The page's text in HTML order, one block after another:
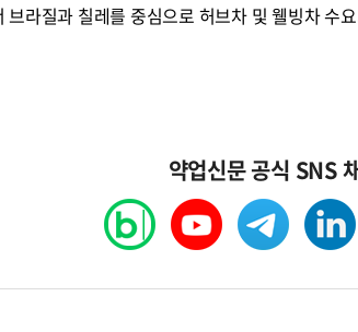
브라질과 칠레를 중심으로 허브차 및 웰빙차 수
약업신문 공식 SNS
원종원의 커튼 콜 안